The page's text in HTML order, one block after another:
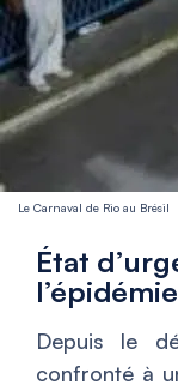
Le Carnaval de Rio au Brésil
État
Depuis le
confronté à